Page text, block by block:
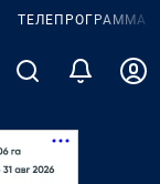
ТЕЛЕПРОГРАММА